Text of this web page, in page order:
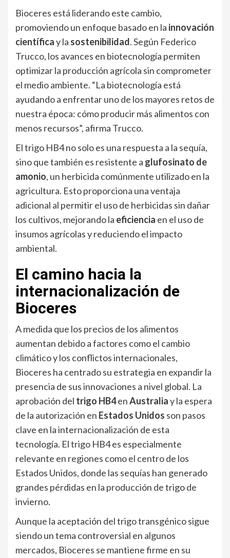
Bioceres está liderando este cambio,
promoviendo un enfoque basado en la innovación
científicay la sostenibilidad. Según Federico
Trucco, los avances en biotecnología permiten
optimizar la producción agrícola sin comprometer
el medio ambiente. “La biotecnología está
ayudando a enfrentar uno de los mayores retos de
nuestra época: cómo producir más alimentos con
menos recursos”, afirma Trucco.
El trigo HB4 no solo es una respuesta a la sequía,
sino que también es resistente a glufosinato de
amonio, un herbicida comúnmente utilizado en la
agricultura. Esto proporciona una ventaja
adicional al permitir el uso de herbicidas sin dañar
los cultivos, mejorando la eficiencia en el uso de
insumos agrícolas y reduciendo el impacto
ambiental.
El camino hacia la
internacionalización de
Bioceres
A medida que los precios de los alimentos
aumentan debido a factores como el cambio
climático y los conflictos internacionales,
Bioceres ha centrado su estrategia en expandir la
presencia de sus innovaciones a nivel global. La
aprobación del trigo HB4enAustraliay la espera
de la autorización en Estados Unidos son pasos
clave en la internacionalización de esta
tecnología. El trigo HB4 es especialmente
relevante en regiones como el centro de los
Estados Unidos, donde las sequías han generado
grandes pérdidas en la producción de trigo de
invierno.
Aunque la aceptación del trigo transgénico sigue
siendo un tema controversial en algunos
mercados, Bioceres se mantiene firme en su